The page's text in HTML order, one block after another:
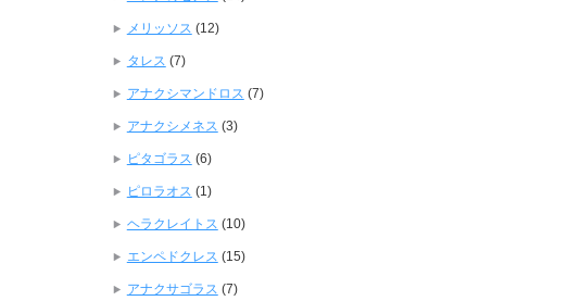
メリッソス (12)
タレス (7)
アナクシマンドロス (7)
アナクシメネス (3)
ピタゴラス (6)
ピロラオス (1)
ヘラクレイトス (10)
エンペドクレス (15)
アナクサゴラス (7)